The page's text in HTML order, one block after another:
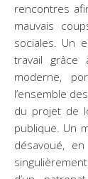
rencontres
mauvais
sociales. Un
travail
moderne,
l’ensemble
du projet de
publique. Un
désavoué,